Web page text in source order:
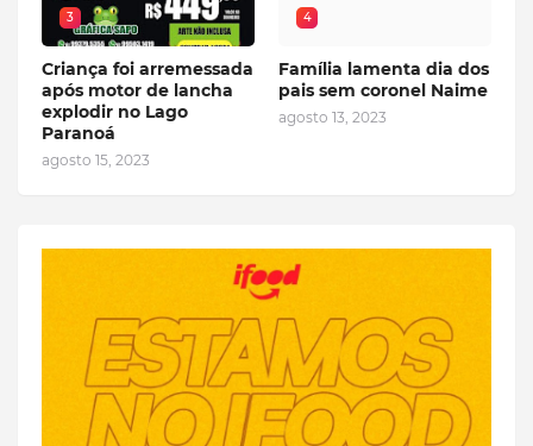
3
Criança foi arremessada
após motor de lancha
explodir no Lago
Paranoá
agosto 15, 2023
4
Família lamenta dia dos
pais sem coronel Naime
agosto 13, 2023